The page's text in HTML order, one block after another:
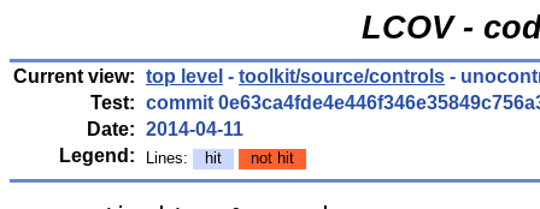
LCOV -
Current view: top level - toolkit/source/controls -
Test: commit
Date: 2014-04-11
Legend:
Lines: hit not hit